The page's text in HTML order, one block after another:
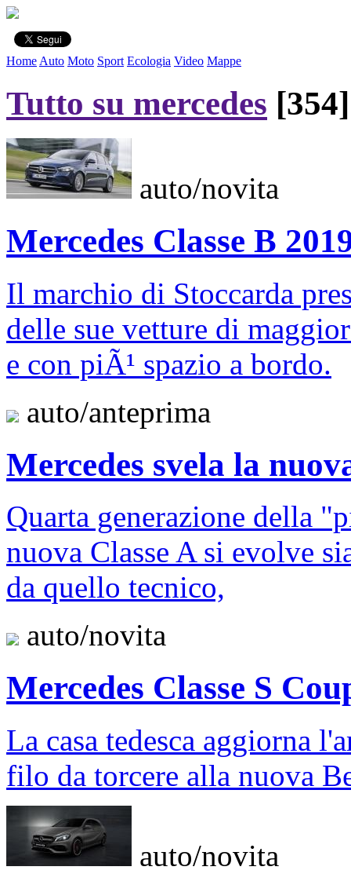
Home Auto Moto Sport Ecologia Video Mappe
Tutto su mercedes [354]
auto/novita
Mercedes Classe B
Il marchio di Stoccarda
delle sue vetture di
e con piÃ¹ spazio a bordo.
auto/anteprima
Mercedes svela la
Quarta generazione della
nuova Classe A si evolve
da quello tecnico,
auto/novita
Mercedes Classe S
La casa tedesca aggiorna
filo da torcere alla nuova
auto/novita